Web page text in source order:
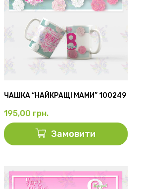
ЧАШКА “НАЙКРАЩІ МАМИ” 100249
195,00 грн.
Замовити